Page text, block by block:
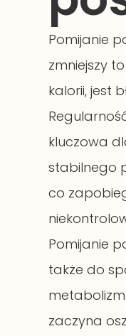
Pomijanie
zmniejszy
kalorii, jest
kluczowa
stabilnego
co
Pomijanie
także do
zaczyna